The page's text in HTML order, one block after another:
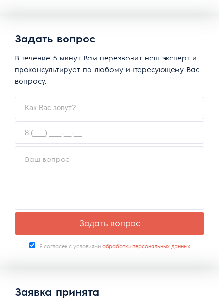
Задать вопрос
В течение 5 минут Вам перезвонит наш эксперт и
проконсультирует по любому интересующему Вас
вопросу.
Задать вопрос
Я согласен с условиями обработки персональных данных
Заявка принята